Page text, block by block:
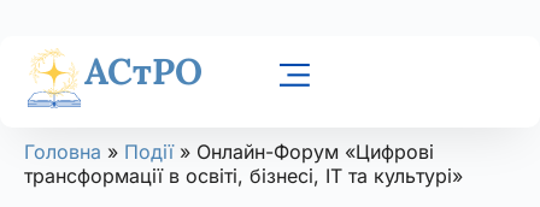
АСтРО
Головна » Події» Онлайн-Форум «Цифрові
трансформації в освіті, бізнесі, ІТ та культурі»